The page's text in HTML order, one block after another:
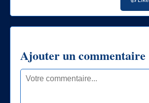
Ajouter un commentaire